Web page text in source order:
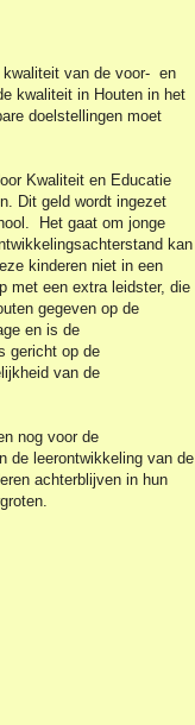
kwaliteit van de voor- en
kwaliteit in Houten in het
doelstellingen moet
Kwaliteit en Educatie
Dit geld wordt ingezet
Het gaat om jonge
kan
kinderen niet in een
met een extra leidster, die
gegeven op de
en is de
gericht op de
van de
nog voor de
de leerontwikkeling van de
achterblijven in hun